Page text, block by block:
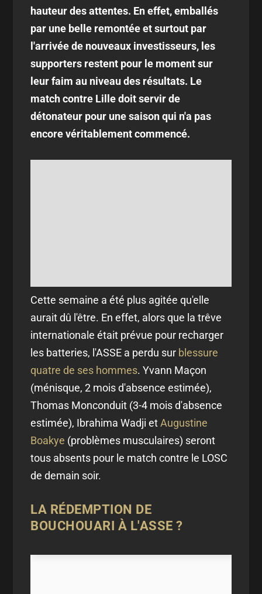
hauteur des attentes. En effet, emballés
par une belle remontée et surtout par
l'arrivée de nouveaux investisseurs, les
supporters restent pour le moment sur
leur faim au niveau des résultats. Le
match contre Lille doit servir de
détonateur pour une saison qui n'a pas
encore véritablement commencé.
Cette semaine a été plus agitée qu'elle
aurait dû l'être. En effet, alors que la trêve
internationale était prévue pour recharger
les batteries, l'ASSE a perdu sur blessure
quatre de ses hommes. Yvann Maçon
(ménisque, 2 mois d'absence estimée),
Thomas Monconduit (3-4 mois d'absence
estimée), Ibrahima Wadji etAugustine
Boakye (problèmes musculaires) seront
tous absents pour le match contre le LOSC
de demain soir.
LA RÉDEMPTION DE
BOUCHOUARI À L'ASSE ?